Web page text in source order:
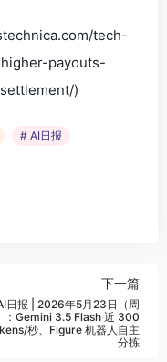
tech-
payouts-
)
# AI日报
下一篇
日报 | 2026年5月23日（周
：Gemini 3.5 Flash 近 300
秒、Figure 机器人自主
分拣